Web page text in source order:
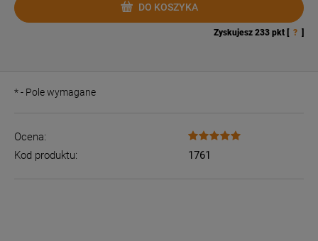
DO KOSZYKA
Zyskujesz 233 pkt [ ? ]
*- Pole wymagane
Ocena:
Kod produktu:
1761